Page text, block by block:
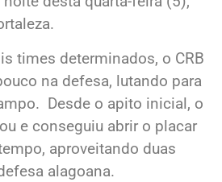
times determinados, o CRB
na defesa, lutando para
Desde o apito inicial, o
e conseguiu abrir o placar
aproveitando duas
alagoana.